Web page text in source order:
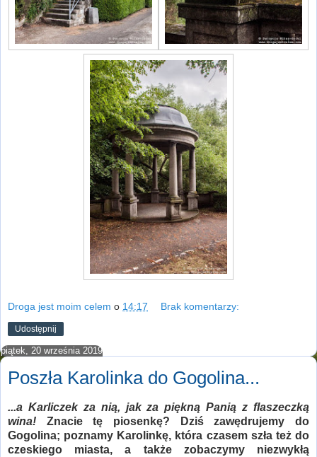
Droga jest moim celem o 14:17 Brak komentarzy:
Udostępnij
piątek, 20 września 2019
Poszła Karolinka do Gogolina...
...a Karliczek za nią, jak za piękną Panią z flaszeczką
wina! Znacie tę piosenkę? Dziś zawędrujemy do
Gogolina; poznamy Karolinkę, która czasem szła też do
czeskiego miasta, a także zobaczymy niezwykłą